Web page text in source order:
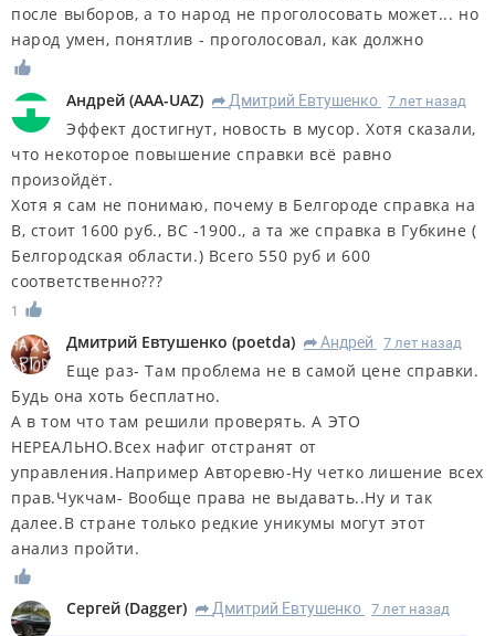
после выборов, а то народ не проголосовать может... но
народ умен, понятлив - проголосовал, как должно
Андрей (AAA-UAZ) R Дмитрий Евтушенко 7 лет назад
Эффект достигнут, новость в мусор. Хотя сказали,
что некоторое повышение справки всё равно
произойдёт.
Хотя я сам не понимаю, почему в Белгороде справка на
В, стоит 1600 руб., ВС -1900., а та же справка в Губкине (
Белгородская области.) Всего 550 руб и 600
соответственно???
1
Дмитрий Евтушенко (poetda) R Андрей 7 лет назад
Еще раз- Там проблема не в самой цене справки.
Будь она хоть бесплатно.
А в том что там решили проверять. А ЭТО
НЕРЕАЛЬНО.Всех нафиг отстранят от
управления.Например Авторевю-Ну четко лишение всех
прав.Чукчам- Вообще права не выдавать..Ну и так
далее.В стране только редкие уникумы могут этот
анализ пройти.
Сергей (Dagger) R Дмитрий Евтушенко 7 лет назад